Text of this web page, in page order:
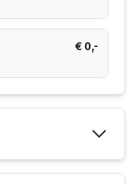
€ 0,-